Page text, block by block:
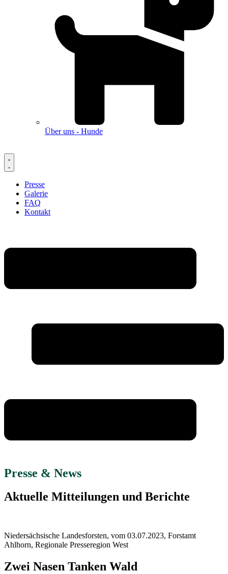
Über uns - Hunde
Presse
Galerie
FAQ
Kontakt
Presse & News
Aktuelle Mitteilungen und Berichte
Niedersächsische Landesforsten, vom 03.07.2023, Forstamt
Ahlhorn, Regionale Presseregion West
Zwei Nasen Tanken Wald